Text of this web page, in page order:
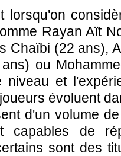
lorsqu'on
Rayan Aït
Chaïbi (22 ans),
ou
et
évoluent
d'un volume
capables de
sont des